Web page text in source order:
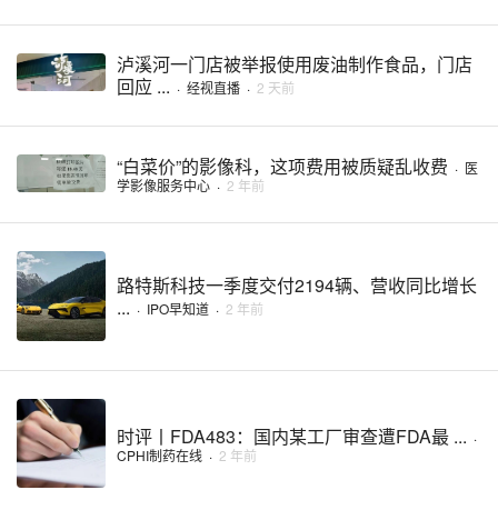
泸溪河一门店被举报使用废油制作食品，门店
回应 ... · 经视直播 · 2 天前
“白菜价”的影像科，这项费用被质疑乱收费 · 医
学影像服务中心 · 2 年前
路特斯科技一季度交付2194辆、营收同比增长
... · IPO早知道 · 2 年前
时评丨FDA483：国内某工厂审查遭FDA最 ... ·
CPHI制药在线 · 2 年前